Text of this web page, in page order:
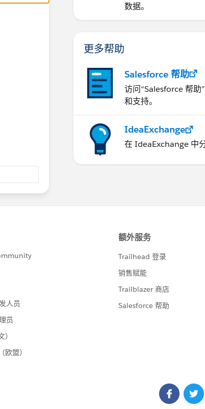
数据。
更多帮助
Salesforce 帮助
访问“Salesforce 帮助
和支持。
IdeaExchange
在 IdeaExchange 中